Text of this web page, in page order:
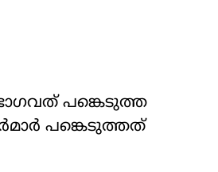
പങ്കെടുത്ത
പങ്കെടുത്തത്